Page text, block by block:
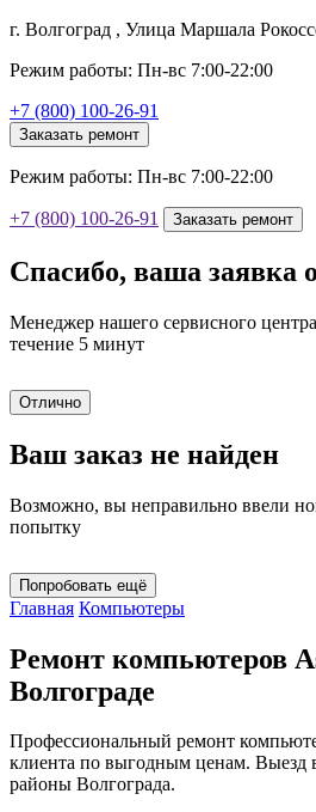
г. Волгоград , Улица Маршала
Режим работы: Пн-вс 7:00-22:00
+7 (800) 100-26-91
Заказать ремонт
Режим работы: Пн-вс 7:00-22:00
+7 (800) 100-26-91 Заказать ремонт
Спасибо, ваша заявка
Менеджер нашего сервисного
течение 5 минут
Отлично
Ваш заказ не найден
Возможно, вы неправильно ввели
попытку
Попробовать ещё
Главная Компьютеры
Ремонт компьютеров
Волгограде
Профессиональный ремонт
клиента по выгодным ценам. Выезд
районы Волгограда.